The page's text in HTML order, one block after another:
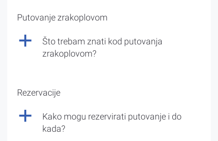
Putovanje zrakoplovom
a
Što trebam znati kod putovanja
zrakoplovom?
Rezervacije
a
Kako mogu rezervirati putovanje i do
kada?